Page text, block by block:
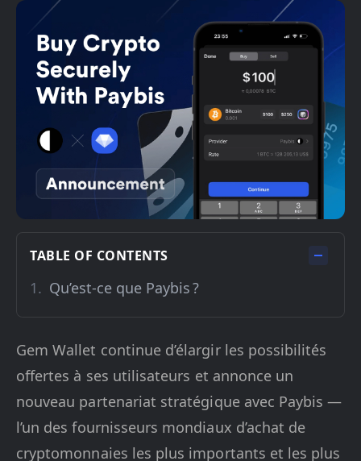
TABLE OF CONTENTS
Qu’est-ce que Paybis ?
Gem Wallet continue d’élargir les possibilités
offertes à ses utilisateurs et annonce un
nouveau partenariat stratégique avec Paybis —
l’un des fournisseurs mondiaux d’achat de
cryptomonnaies les plus importants et les plus